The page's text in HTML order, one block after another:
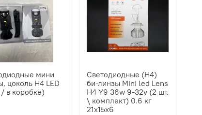
мини
цоколь H4 LED
/ в коробке)
Светодиодные (H4)
би-линзы Mini led Lens
H4 Y9 36w 9-32v (2 шт.
\ комплект) 0.6 кг
21х15х6